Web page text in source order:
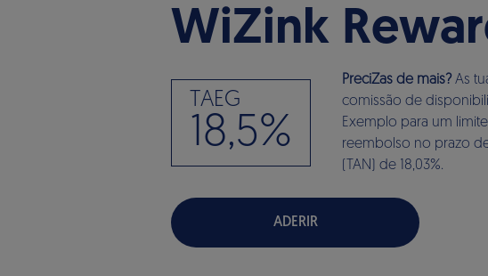
WiZink
PreciZas de mais?As
comissão de
Exemplo para um
reembolso no prazo de
(TAN) de 18,03%.
TAEG
18,5%
ADERIR